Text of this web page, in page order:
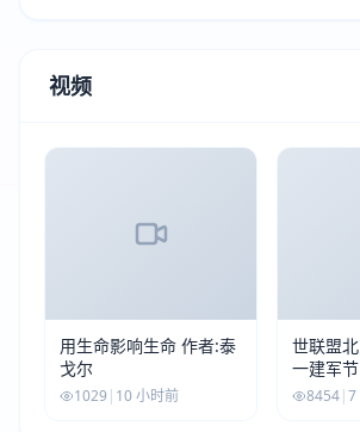
视频
用生命影响生命 作者:泰
戈尔
1029 | 10 小时前
世联盟
一建军
解放军建
8454|7